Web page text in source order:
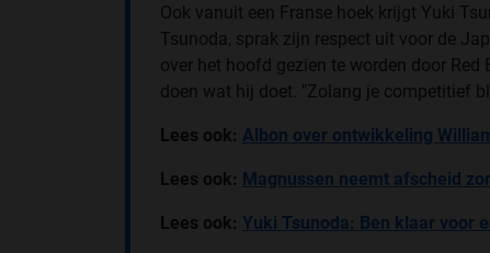
Ook vanuit een Franse hoek krijgt Yuki
Tsunoda, sprak zijn respect uit voor de
over het hoofd gezien te worden door
doen wat hij doet. "Zolang je competitief
Lees ook: Albon over ontwikkeling
Lees ook: Magnussen neemt afscheid
Lees ook: Yuki Tsunoda: Ben klaar voor